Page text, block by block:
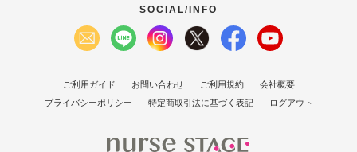
SOCIAL/INFO
ご利用ガイド お問い合わせ ご利用規約
会社概要
プライバシーポリシー
特定商取引法に基づく表記 ログアウト